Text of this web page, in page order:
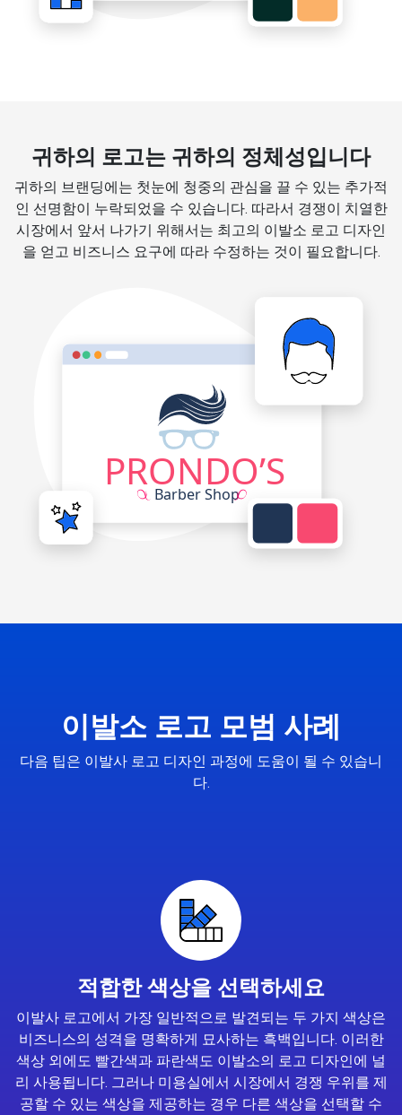
귀하의 로고는 귀하의 정체성입니다
귀하의 브랜딩에는 첫눈에 청중의 관심을 끌 수 있는 추가적
인 선명함이 누락되었을 수 있습니다. 따라서 경쟁이 치열한
시장에서 앞서 나가기 위해서는 최고의 이발소 로고 디자인
을 얻고 비즈니스 요구에 따라 수정하는 것이 필요합니다.
이발소 로고 모범 사례
다음 팁은 이발사 로고 디자인 과정에 도움이 될 수 있습니
다.
적합한 색상을 선택하세요
이발사 로고에서 가장 일반적으로 발견되는 두 가지 색상은
비즈니스의 성격을 명확하게 묘사하는 흑백입니다. 이러한
색상 외에도 빨간색과 파란색도 이발소의 로고 디자인에 널
리 사용됩니다. 그러나 미용실에서 시장에서 경쟁 우위를 제
공할 수 있는 색상을 제공하는 경우 다른 색상을 선택할 수